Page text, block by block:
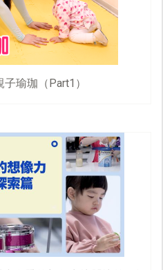
瑜珈（Part1）